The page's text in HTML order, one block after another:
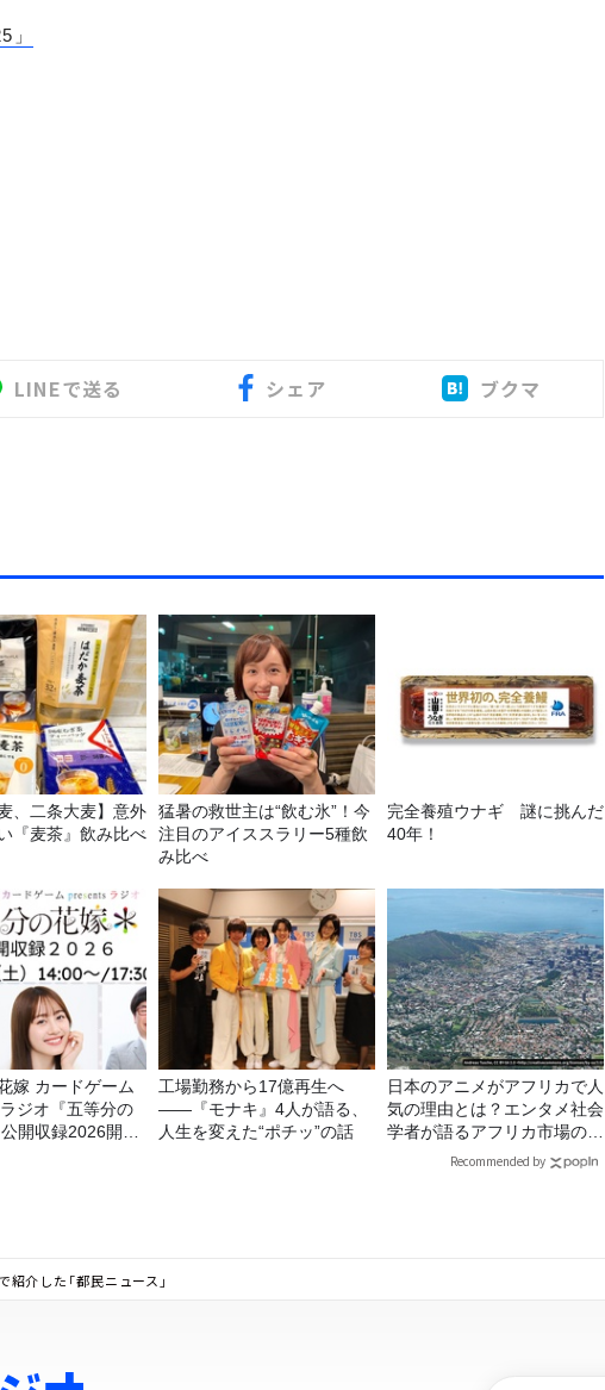
」
LINEで送る シェア ブクマ
、二条大麦】意外
『麦茶』飲み比べ
猛暑の救世主は“飲む氷”！今
注目のアイススラリー5種飲
み比べ
完全養殖ウナギ 謎に挑んだ
40年！
嫁 カードゲーム
ジオ『五等分の
開収録2026開催
工場勤務から17億再生へ
——『モナキ』4人が語る、
人生を変えた“ポチッ”の話
日本のアニメがアフリカで人
気の理由とは？エンタメ社会
学者が語るアフリカ市場のリ
Recommended by
紹介した「都民ニュース」